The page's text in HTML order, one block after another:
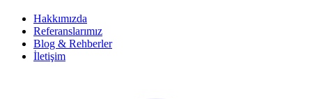
Hakkımızda
Referanslarımız
Blog & Rehberler
İletişim